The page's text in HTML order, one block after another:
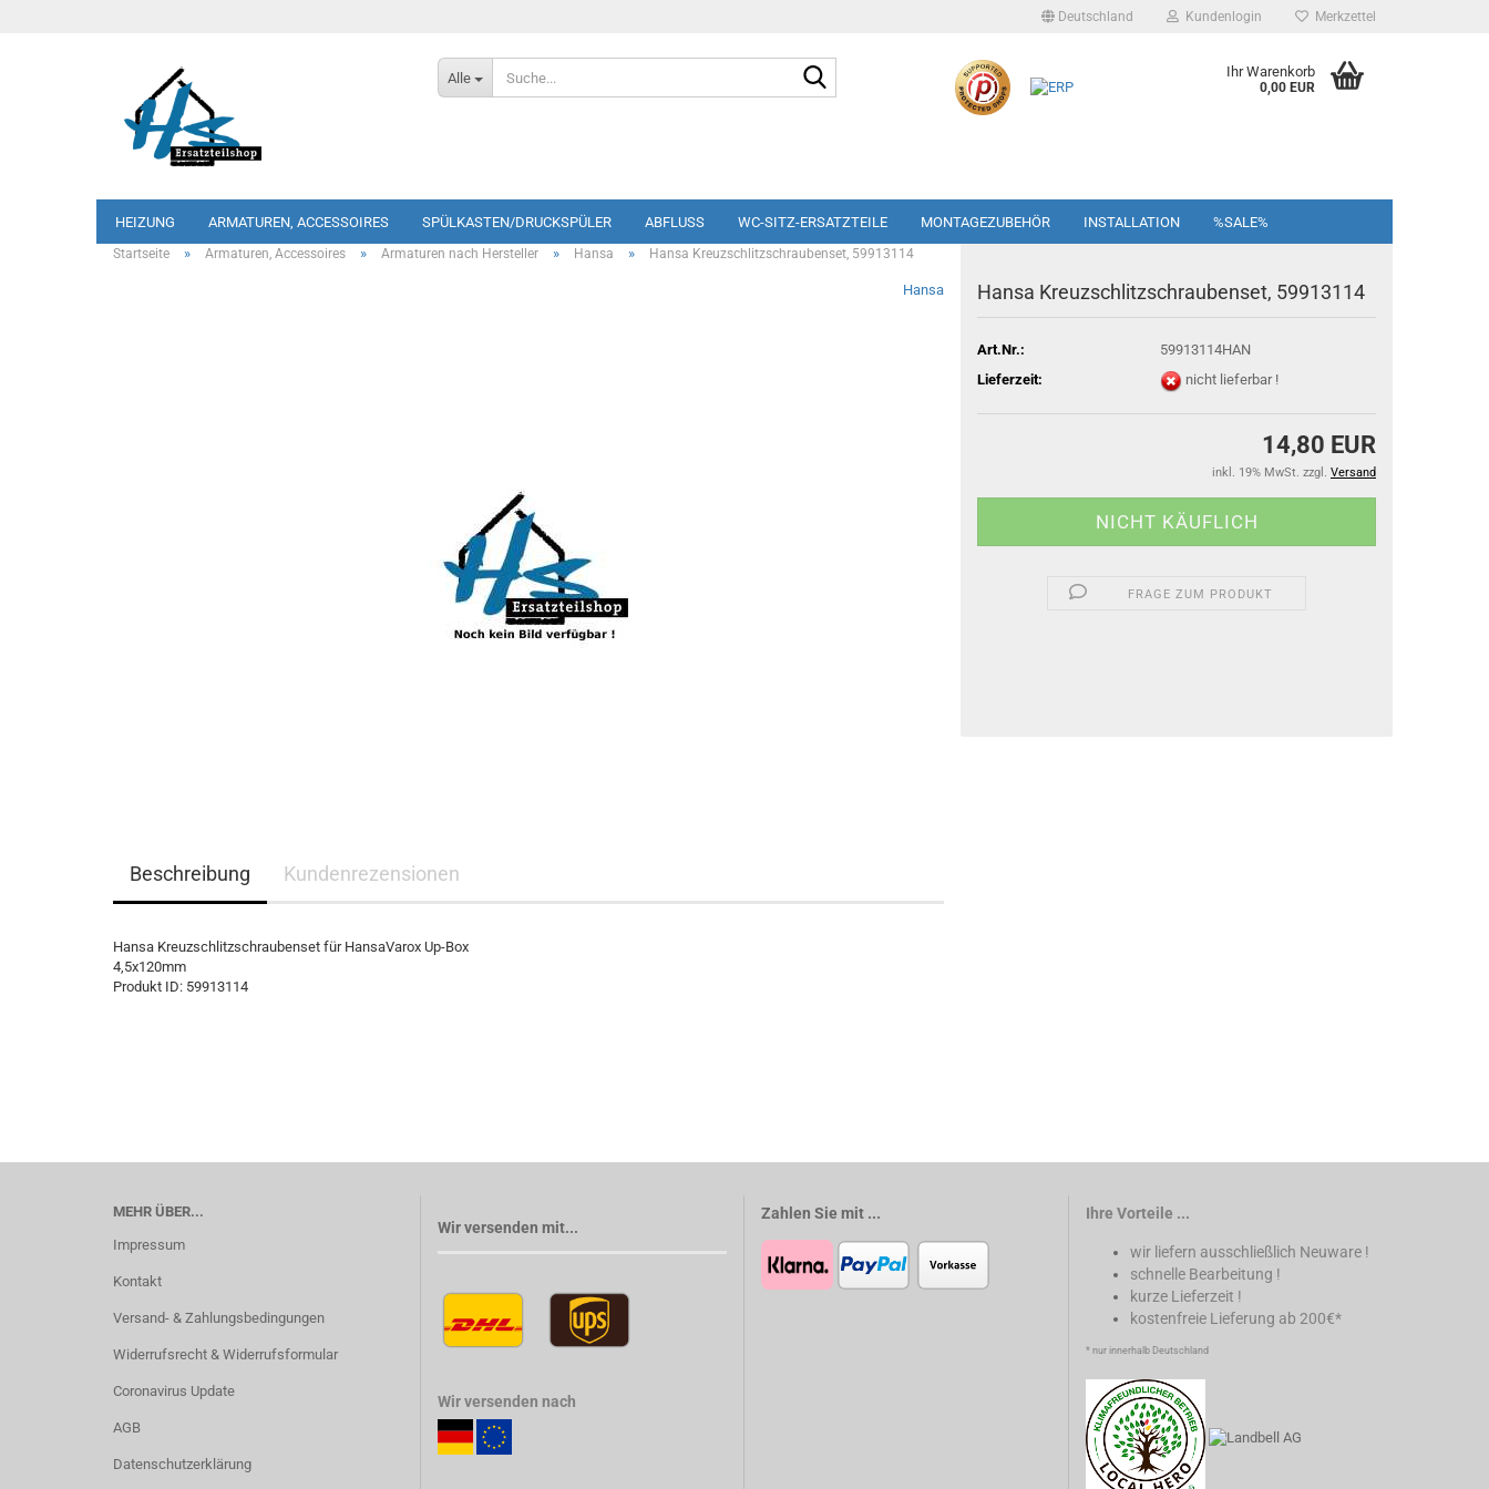
Deutschland Kundenlogin Merkzettel
Alle Ihr Warenkorb
0,00 EUR
HEIZUNG ARMATUREN, ACCESSOIRES SPÜLKASTEN/DRUCKSPÜLER ABFLUSS WC-SITZ-ERSATZTEILE MONTAGEZUBEHÖR INSTALLATION %SALE%
Startseite » Armaturen, Accessoires » Armaturen nach Hersteller » Hansa » Hansa Kreuzschlitzschraubenset, 59913114
Hansa Hansa Kreuzschlitzschraubenset, 59913114
Art.Nr.:
59913114HAN
Lieferzeit:
nicht lieferbar !
14,80 EUR
inkl. 19% MwSt. zzgl. Versand
FRAGE ZUM PRODUKT
Beschreibung Kundenrezensionen
Hansa Kreuzschlitzschraubenset für HansaVarox Up-Box
4,5x120mm
Produkt ID: 59913114
MEHR ÜBER...
Impressum
Kontakt
Versand- & Zahlungsbedingungen
Widerrufsrecht & Widerrufsformular
Coronavirus Update
AGB
Datenschutzerklärung
Wir versenden mit...
Wir versenden nach
Zahlen Sie mit ... Ihre Vorteile ...
wir liefern ausschließlich Neuware !
schnelle Bearbeitung !
kurze Lieferzeit !
kostenfreie Lieferung ab 200€*
* nur innerhalb Deutschland